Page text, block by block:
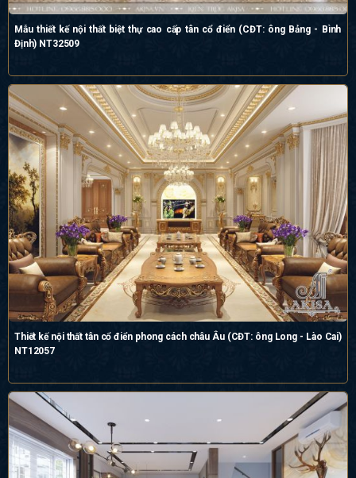
Mẫu thiết kế nội thất biệt thự cao cấp tân cổ điển (CĐT: ông Bảng - Bình
Định) NT32509
Thiết kế nội thất tân cổ điển phong cách châu Âu (CĐT: ông Long - Lào Cai)
NT12057